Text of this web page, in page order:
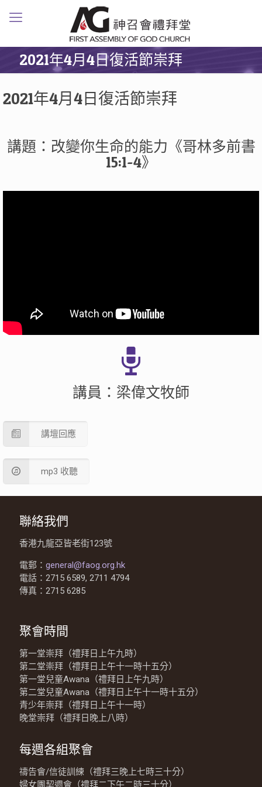
2021年4月4日復活節崇拜
2021年4月4日復活節崇拜
講題：改變你生命的能力《哥林多前書
15:1-4》
講員：梁偉文牧師
講壇回應
mp3 收聽
聯絡我們
香港九龍亞皆老街123號
電郵： general@faog.org.hk
電話：2715 6589, 2711 4794
傳真：2715 6285
聚會時間
第一堂崇拜（禮拜日上午九時）
第二堂崇拜（禮拜日上午十一時十五分）
第一堂兒童Awana（禮拜日上午九時）
第二堂兒童Awana（禮拜日上午十一時十五分）
青少年崇拜（禮拜日上午十一時）
晚堂崇拜（禮拜日晚上八時）
每週各組聚會
禱告會/信徒訓練（禮拜三晚上七時三十分）
婦女團契週會（禮拜二下午二時三十分）